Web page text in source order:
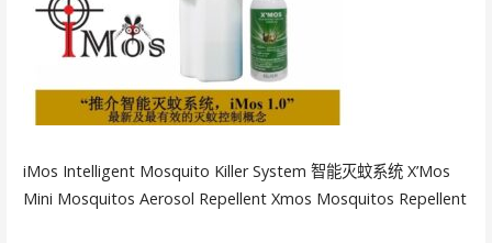
iMos Intelligent Mosquito Killer System 智能灭蚊系统 X’Mos
Mini Mosquitos Aerosol Repellent Xmos Mosquitos Repellent